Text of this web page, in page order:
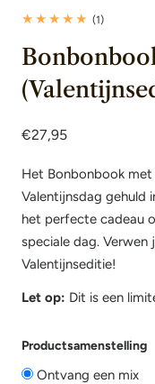
(1)1
Normale
€27,95
Het Bonbonbook met
Valentijnsdag gehuld
het perfecte cadeau
speciale dag.
Valentijnseditie!
Let op: Dit is een
Productsamenstelling
Ontvang een mix